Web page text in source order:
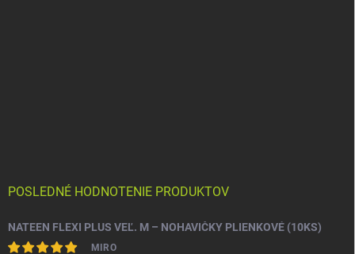
POSLEDNÉ HODNOTENIE PRODUKTOV
NATEEN FLEXI PLUS VEĽ. M – NOHAVIČKY PLIENKOVÉ (10KS)
MIRO